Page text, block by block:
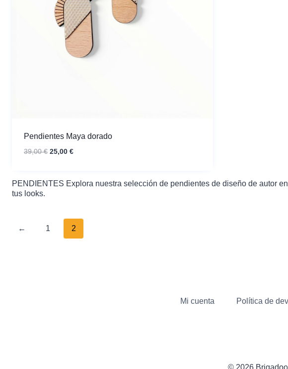
Pendientes Maya dorado
39,00€ El
era:
25,00 €El
es:
PENDIENTES Explora nuestra selección de pendientes de diseño de autor
tus looks.
← 1 2
Mi cuenta Política de
© 2026